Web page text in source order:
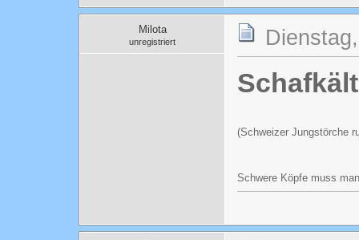
Milota
unregistriert
(Schweizer Jungstörche
Schwere Köpfe muss